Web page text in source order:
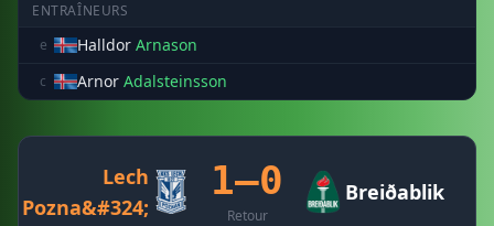
ENTRAÎNEURS
e
Halldor Arnason
c Arnor Adalsteinsson
Lech
Pozna&#324;
1–0
Retour
Breiðablik